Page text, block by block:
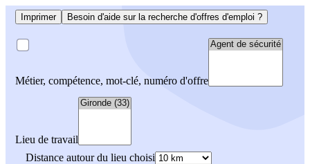
Imprimer Besoin d'aide sur la recherche d'offres d'emploi ?
Métier, compétence, mot-clé, numéro d'offre
Lieu de travail
Distance autour du lieu choisi